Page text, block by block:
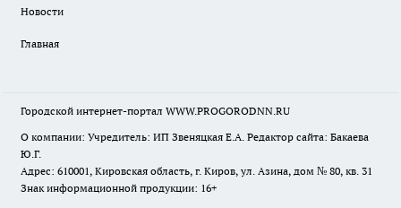
Новости
Главная
Городской интернет-портал WWW.PROGORODNN.RU
О компании: Учредитель: ИП Звеняцкая Е.А. Редактор сайта: Бакаева
Ю.Г.
Адрес: 610001, Кировская область, г. Киров, ул. Азина, дом № 80, кв. 31
Знак информационной продукции: 16+